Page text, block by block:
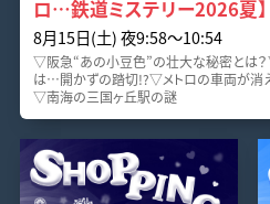
ロ…鉄道ミステリー2026夏】
8月15日(土) 夜9:58〜10:54
▽阪急“あの小豆色”の壮大な秘密とは
は…開かずの踏切!?▽メトロの車両が消
▽南海の三国ヶ丘駅の謎